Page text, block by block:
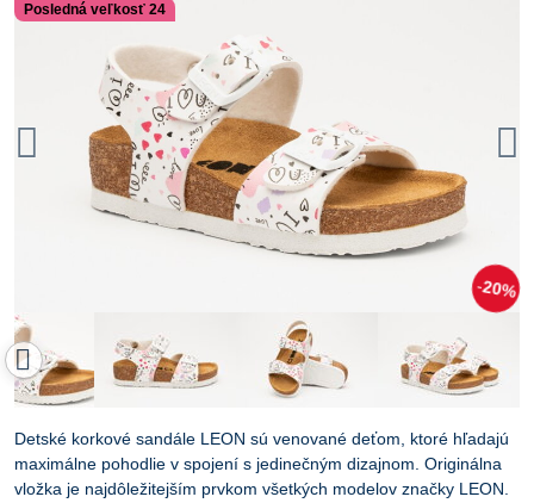
Posledná veľkosť 24
20%
Detské korkové sandále LEON sú venované deťom, ktoré hľadajú
maximálne pohodlie v spojení s jedinečným dizajnom. Originálna
vložka je najdôležitejším prvkom všetkých modelov značky LEON.